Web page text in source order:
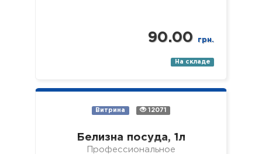
90.00 грн.
На складе
Витрина 12071
Белизна посуда, 1л
Профессиональное